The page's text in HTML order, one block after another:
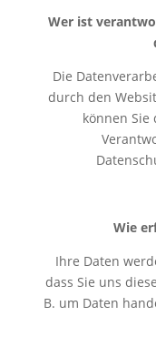
Wer ist
Die
durch den
können Sie
Wie
Ihre Daten
dass Sie uns
B. um Daten